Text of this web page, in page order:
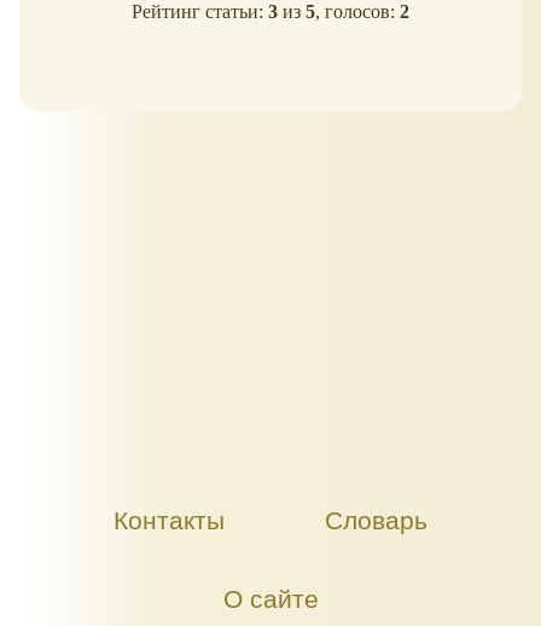
Рейтинг статьи: 3 из 5, голосов: 2
Контакты Словарь
О сайте